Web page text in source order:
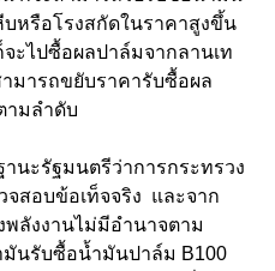
หรือโรงสกัดในราคาสูงขึ้น
ะไปซื้อผลปาล์มจากลานเท
มารถขยับราคารับซื้อผล
ามลำดับ
นะรัฐมนตรีว่าการกระทรวง
จสอบข้อเท็จจริง และจาก
พลังงานไม่มีอำนาจตาม
นรับซื้อน้ำมันปาล์ม B100